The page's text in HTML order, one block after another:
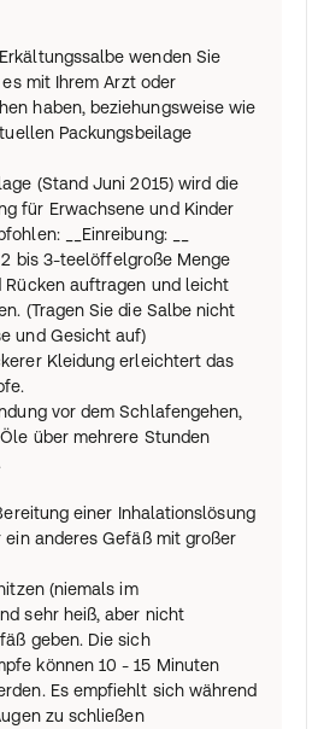
wenden Sie
mit Ihrem Arzt oder
haben, beziehungsweise wie
Packungsbeilage
(Stand Juni 2015) wird die
für Erwachsene und Kinder
__Einreibung: __
bis 3-teelöffelgroße Menge
Rücken auftragen und leicht
(Tragen Sie die Salbe nicht
und Gesicht auf)
Kleidung erleichtert das
vor dem Schlafengehen,
über mehrere Stunden
einer Inhalationslösung
ein anderes Gefäß mit großer
(niemals im
sehr heiß, aber nicht
geben. Die sich
können 10 - 15 Minuten
Es empfiehlt sich während
zu schließen